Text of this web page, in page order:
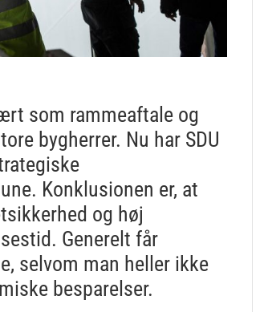
som rammeaftale og
bygherrer. Nu har SDU
Konklusionen er, at
og høj
Generelt får
selvom man heller ikke
besparelser.